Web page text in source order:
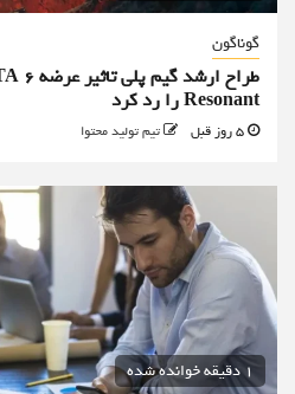
گوناگون
Resonant را رد کرد
تیم تولید محتوا
1 دقیقه خوانده شده